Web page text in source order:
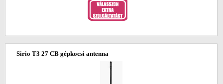
Sirio T3 27 CB gépkocsi antenna